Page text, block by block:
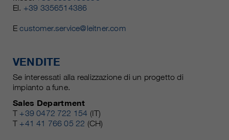
El. +39 3356514386
Ecustomer.service@leitner.com
VENDITE
Se interessati alla realizzazione di un progetto di
impianto a fune.
Sales Department
T +39 0472 722 154 (IT)
T +41 41 766 05 22 (CH)